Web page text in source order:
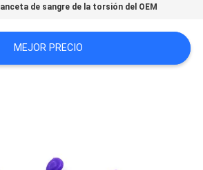
lanceta de sangre de la torsión del OEM
MEJOR PRECIO